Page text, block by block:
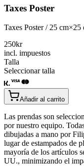
Taxes Poster
Taxes Poster / 25 cm×25
250kr
incl. impuestos
Talla
Seleccionar talla
Añadir al carrito
Las prendas son
por nuestro equipo.
dibujadas a mano por
lugar de estampados de
mayoría de los artículos
UU., minimizando el